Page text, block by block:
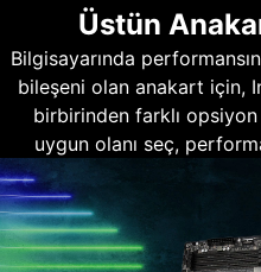
Üstün
Bilgisayarında
bileşeni olan anakart için,
birbirinden farklı
uygun olanı seç,